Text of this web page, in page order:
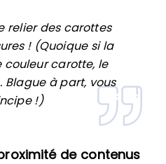
relier des carottes
! (Quoique si la
couleur carotte, le
Blague à part, vous
!)
de contenus